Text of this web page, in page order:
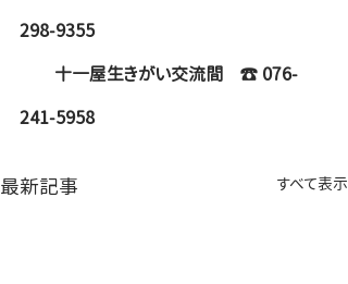
298-9355
十一屋生きがい交流間　☎ 076-
241-5958
最新記事 すべて表示